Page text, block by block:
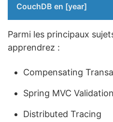
CouchDB en [year]
Parmi les principaux
apprendrez :
Compensating
Spring MVC Validation
Distributed Tracing